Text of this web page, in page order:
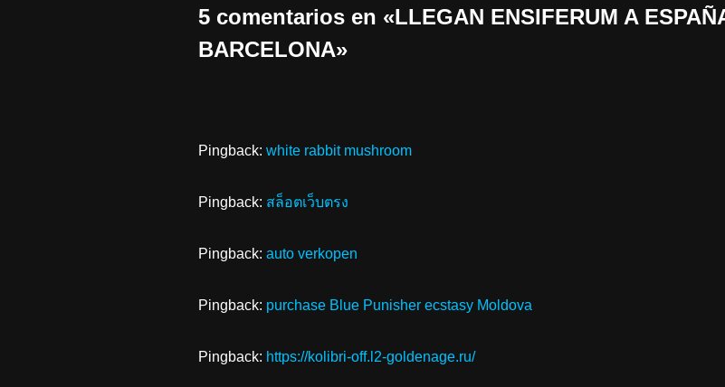
5 comentarios en «LLEGAN ENSIFERUM A
BARCELONA»
Pingback: white rabbit mushroom
Pingback: สล็อตเว็บตรง
Pingback: auto verkopen
Pingback: purchase Blue Punisher ecstasy Moldova
Pingback: https://kolibri-off.l2-goldenage.ru/